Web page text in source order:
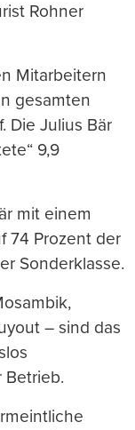
Rohner
Mitarbeitern
gesamten
Die Julius Bär
9,9
mit einem
74 Prozent der
Sonderklasse.
– sind das
Betrieb.